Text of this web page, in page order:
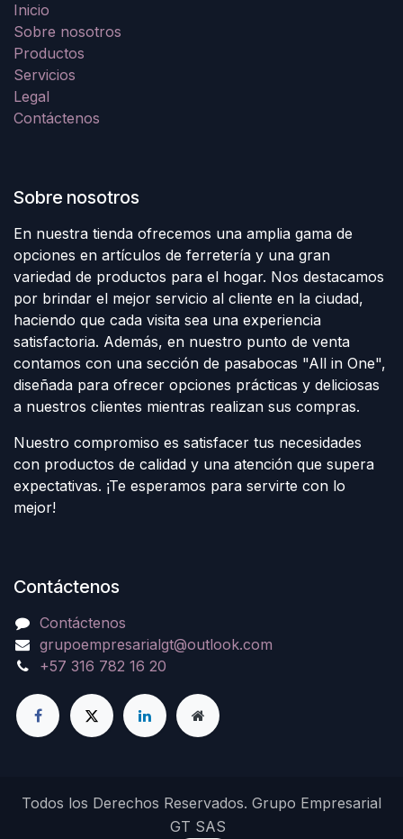
Inicio
Sobre nosotros
Productos
Servicios
Legal
Contáctenos
Sobre nosotros
En nuestra tienda ofrecemos una amplia gama de
opciones en artículos de ferretería y una gran
variedad de productos para el hogar. Nos destacamos
por brindar el mejor servicio al cliente en la ciudad,
haciendo que cada visita sea una experiencia
satisfactoria. Además, en nuestro punto de venta
contamos con una sección de pasabocas "All in One",
diseñada para ofrecer opciones prácticas y deliciosas
a nuestros clientes mientras realizan sus compras.
Nuestro compromiso es satisfacer tus necesidades
con productos de calidad y una atención que supera
expectativas. ¡Te esperamos para servirte con lo
mejor!
Contáctenos
Contáctenos
grupoempresarialgt@outlook.com
+57 316 782 16 20
Todos los Derechos Reservados. Grupo Empresarial
GT SAS